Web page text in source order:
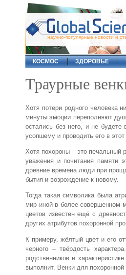
научно-популярные новости и
КОСМОС
ЗДОРОВЬЕ
Траурные
Хотя потери родного человека
минуты эмоции переполняют
остались без него, и не
усопшему и проводить его в
Хотя похороны – это печальный
уважения и почитания памяти
древние времена люди при
бытия и возрождение к новому.
Тогда такая символика была
мир иной в более совершенном
цветов известен ещё с
других атрибутов похоронной
К примеру, жёлтый цвет и его
черного – твёрдость
родственников и
выполнит. Венки для